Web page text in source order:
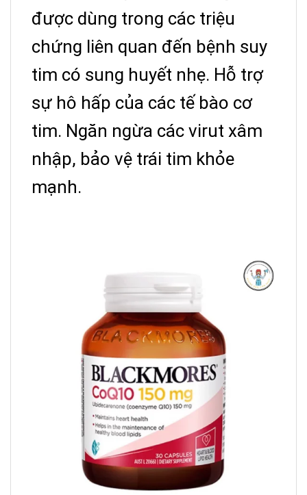
được dùng trong các triệu
chứng liên quan đến bệnh suy
tim có sung huyết nhẹ. Hỗ trợ
sự hô hấp của các tế bào cơ
tim. Ngăn ngừa các virut xâm
nhập, bảo vệ trái tim khỏe
mạnh.